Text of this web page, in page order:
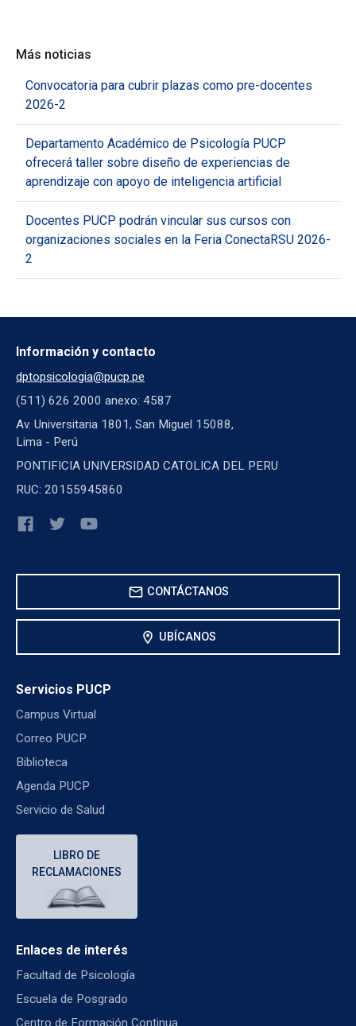
Más noticias
Convocatoria para cubrir plazas como pre-docentes
2026-2
Departamento Académico de Psicología PUCP
ofrecerá taller sobre diseño de experiencias de
aprendizaje con apoyo de inteligencia artificial
Docentes PUCP podrán vincular sus cursos con
organizaciones sociales en la Feria ConectaRSU 2026-
2
Información y contacto
dptopsicologia@pucp.pe
(511) 626 2000 anexo: 4587
Av. Universitaria 1801, San Miguel 15088,
Lima - Perú
PONTIFICIA UNIVERSIDAD CATOLICA DEL PERU
RUC: 20155945860
mail CONTÁCTANOS
location_on UBÍCANOS
Servicios PUCP
Campus Virtual
Correo PUCP
Biblioteca
Agenda PUCP
Servicio de Salud
LIBRO DE
RECLAMACIONES
Enlaces de interés
Facultad de Psicología
Escuela de Posgrado